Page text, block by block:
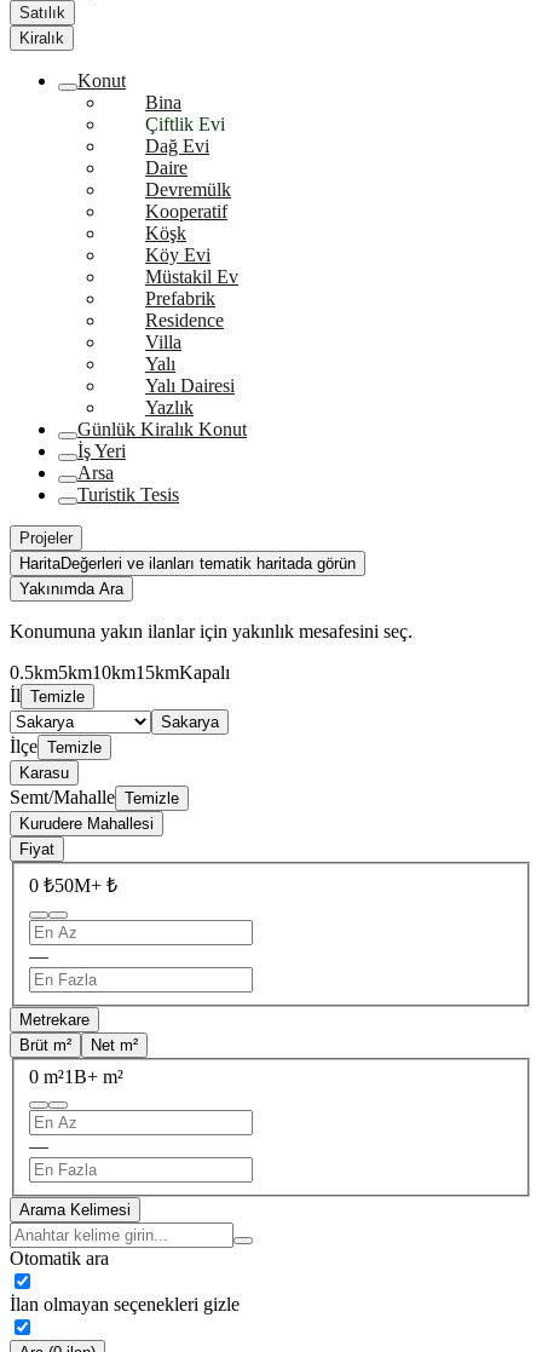
Satılık
Kiralık
Konut
Bina
Çiftlik Evi
Dağ Evi
Daire
Devremülk
Kooperatif
Köşk
Köy Evi
Müstakil Ev
Prefabrik
Residence
Villa
Yalı
Yalı Dairesi
Yazlık
Günlük Kiralık Konut
İş Yeri
Arsa
Turistik Tesis
Projeler
HaritaDeğerleri ve ilanları tematik haritada görün
Yakınımda Ara
Konumuna yakın ilanlar için yakınlık mesafesini seç.
0.5km5km10km15kmKapalı
İl Temizle
Sakarya
İlçe Temizle
Karasu
Semt/Mahalle Temizle
Kurudere Mahallesi
Fiyat
0 ₺50M+ ₺
—
Metrekare
Brüt m²
Net m²
0 m²1B+ m²
—
Arama Kelimesi
Otomatik ara
İlan olmayan seçenekleri gizle